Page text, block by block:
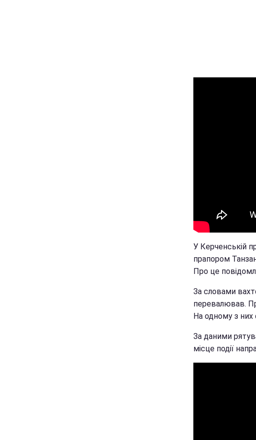
У Керченській
прапором
Про це
За словами
перевалював.
На одному з них
За даними
місце події